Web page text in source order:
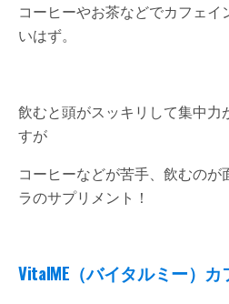
コーヒーやお茶などでカフェ
いはず。
飲むと頭がスッキリして集中力
すが
コーヒーなどが苦手、飲むの
ラのサプリメント！
VitalME （バイタルミー）